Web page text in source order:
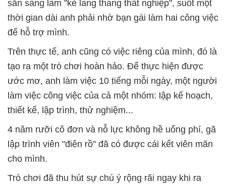
sẵn sàng làm "kẻ lang thang thất nghiệp", suốt một
thời gian dài anh phải nhờ bạn gái làm hai công việc
để hỗ trợ mình.
Trên thực tế, anh cũng có việc riêng của mình, đó là
tạo ra một trò chơi hoàn hảo. Để thực hiện được
ước mơ, anh làm việc 10 tiếng mỗi ngày, một người
làm việc công việc của cả một nhóm: lập kế hoạch,
thiết kế, lập trình, thử nghiệm...
4 năm rưỡi cô đơn và nỗ lực không hề uổng phí, gã
lập trình viên "điên rồ" đã có được cái kết viên mãn
cho mình.
Trò chơi đã thu hút sự chú ý rộng rãi ngay khi ra